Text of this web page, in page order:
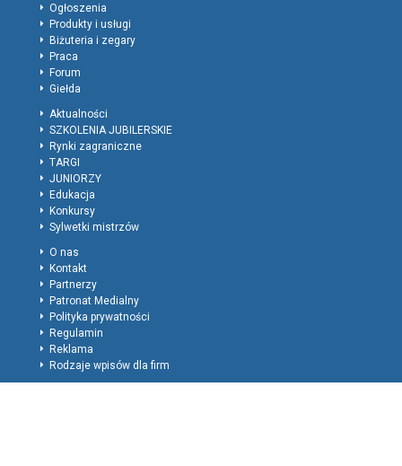
Ogłoszenia
Produkty i usługi
Biżuteria i zegary
Praca
Forum
Giełda
Aktualności
SZKOLENIA JUBILERSKIE
Rynki zagraniczne
TARGI
JUNIORZY
Edukacja
Konkursy
Sylwetki mistrzów
O nas
Kontakt
Partnerzy
Patronat Medialny
Polityka prywatności
Regulamin
Reklama
Rodzaje wpisów dla firm